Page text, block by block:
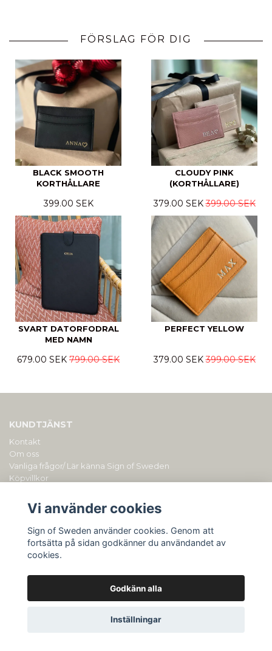
FÖRSLAG FÖR DIG
BLACK SMOOTH
KORTHÅLLARE
399.00 SEK
CLOUDY PINK
(KORTHÅLLARE)
379.00 SEK399.00 SEK
SVART DATORFODRAL
MED NAMN
679.00 SEK 799.00 SEK
PERFECT YELLOW
379.00 SEK399.00 SEK
KUNDTJÄNST
Kontakt
Om oss
Vanliga frågor/ Lär känna Sign of Sweden
Köpvillkor
PERSONLIGA PRESENTER MED GRAVYR/ BRODYR
Sign of Sweden drivs av Duly AB (org.nr: 559153-0901). Du kan
alltid kontakta oss på
hellosignofsweden@gmail.com
Vi använder cookies
Sign of Sweden använder cookies. Genom att
fortsätta på sidan godkänner du användandet av
cookies.
Godkänn alla
Inställningar